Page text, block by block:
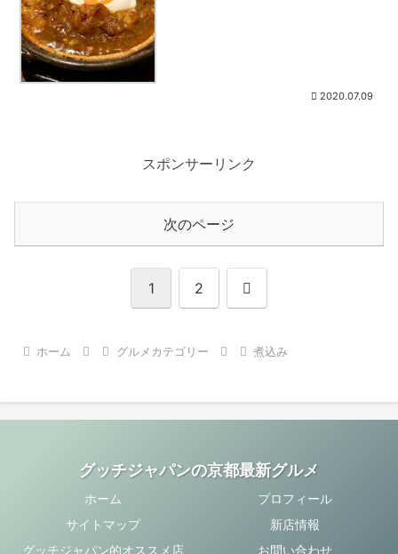
2020.07.09
スポンサーリンク
次のページ
1 2 次
ホーム グルメカテゴリー 煮込み
グッチジャパンの京都最新グルメ
ホーム
プロフィール
サイトマップ
新店情報
グッチジャパン的オススメ店
お問い合わせ